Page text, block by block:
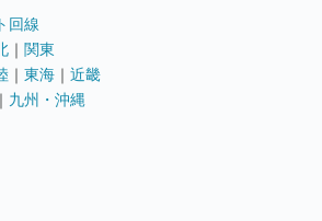
回線
｜ 関東
｜ 東海 ｜ 近畿
｜ 九州・沖縄